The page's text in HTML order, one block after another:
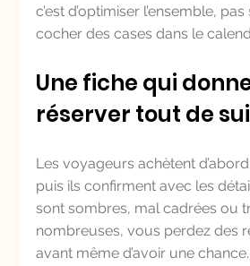
c’est d’optimiser l’ensemble,
cocher des cases dans le
Une fiche qui
réserver tout de
Les voyageurs achètent
puis ils confirment avec les
sont sombres, mal cadrées ou
nombreuses, vous perdez des
avant même d’avoir une